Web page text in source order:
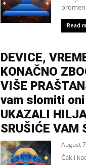
Read
DEVICE,
KONAČNO
VIŠE
vam slomiti
UKAZALI
SRUŠIĆE VAM
August
Čak i